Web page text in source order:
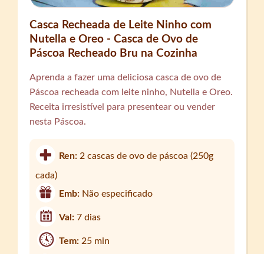
Casca Recheada de Leite Ninho com
Nutella e Oreo - Casca de Ovo de
Páscoa Recheado Bru na Cozinha
Aprenda a fazer uma deliciosa casca de ovo de
Páscoa recheada com leite ninho, Nutella e Oreo.
Receita irresistível para presentear ou vender
nesta Páscoa.
Ren:2 cascas de ovo de páscoa (250g
cada)
Emb: Não especificado
Val:7 dias
Tem:25 min